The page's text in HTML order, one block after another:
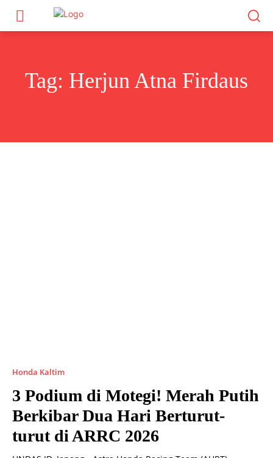
Tag: Herjun Atna Firdaus
Honda Kaltim
3 Podium di Motegi! Merah Putih
Berkibar Dua Hari Berturut-
turut di ARRC 2026